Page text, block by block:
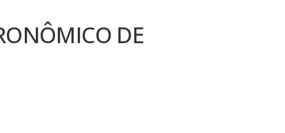
DE